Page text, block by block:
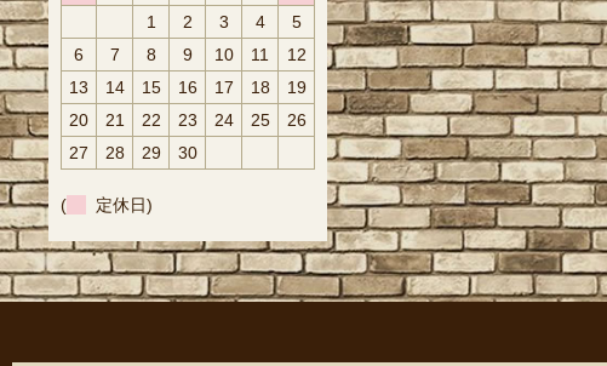
1
2 3 4
5
6
7 8 9 10 11
12
13
14 15 16 17 18
19
20
21 22 23 24 25
26
27
28 29 30
( 定休日)